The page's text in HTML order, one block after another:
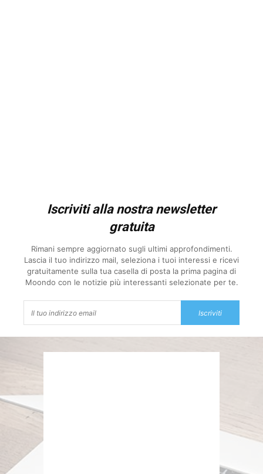
Iscriviti alla nostra newsletter
gratuita
Rimani sempre aggiornato sugli ultimi approfondimenti.
Lascia il tuo indirizzo mail, seleziona i tuoi interessi e ricevi
gratuitamente sulla tua casella di posta la prima pagina di
Moondo con le notizie più interessanti selezionate per te.
Iscriviti